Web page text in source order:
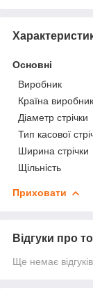
Основні
Виробник
Країна виробник
Діаметр стрічки
Тип касової
Ширина стрічки
Щільність
Приховати
Відгуки про
Ще немає